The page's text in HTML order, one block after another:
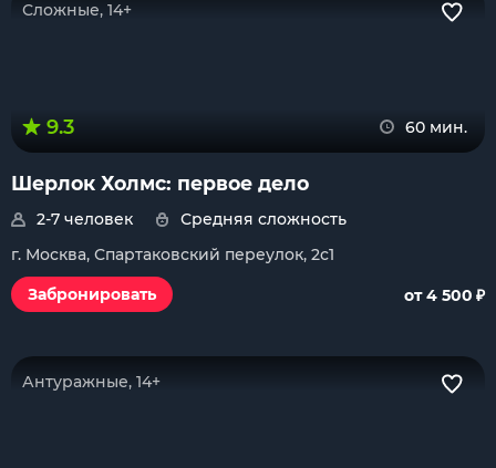
Сложные, 14+
9.3 60 мин.
Шерлок Холмс: первое дело
2-7 человек
Средняя сложность
г. Москва, Спартаковский переулок, 2с1
Забронировать
от 4 500 ₽
Антуражные, 14+